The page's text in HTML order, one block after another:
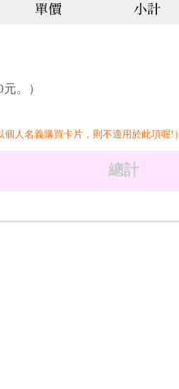
。）
人名義購買卡片，則不適用於此項喔!）
總計